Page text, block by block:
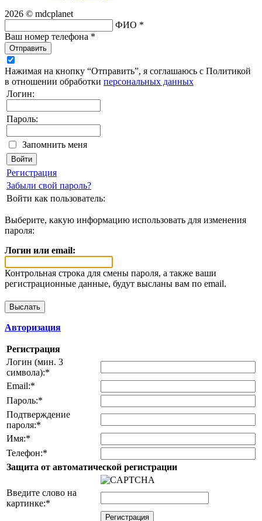
2026 © mdcplanet
ФИО *
Ваш номер телефона *
Отправить
Нажимая на кнопку “Отправить”, я соглашаюсь с Политикой
в отношении обработки персональных данных
Логин:
Пароль:
Запомнить меня
Регистрация
Забыли свой пароль?
Войти как пользователь:
Выберите, какую информацию использовать для изменения
пароля:
Логин или email:
Контрольная строка для смены пароля, а также ваши
регистрационные данные, будут высланы вам по email.
Авторизация
Регистрация
Логин (мин. 3
символа):*
Email:*
Пароль:*
Подтверждение
пароля:*
Имя:*
Телефон:*
Защита от автоматической регистрации
Введите слово на
картинке:*